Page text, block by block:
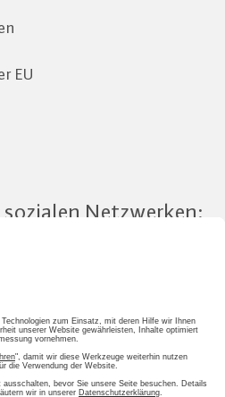
EU
sozialen Netzwerken:
LOGIN